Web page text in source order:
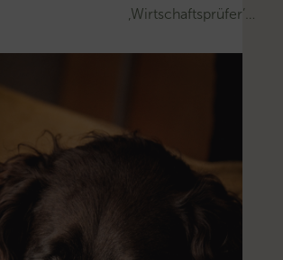
‚Wirtschaftsprüfer’…